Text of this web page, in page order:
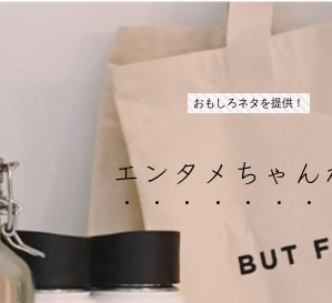
おもしろネタを提供！
エンタメちゃん